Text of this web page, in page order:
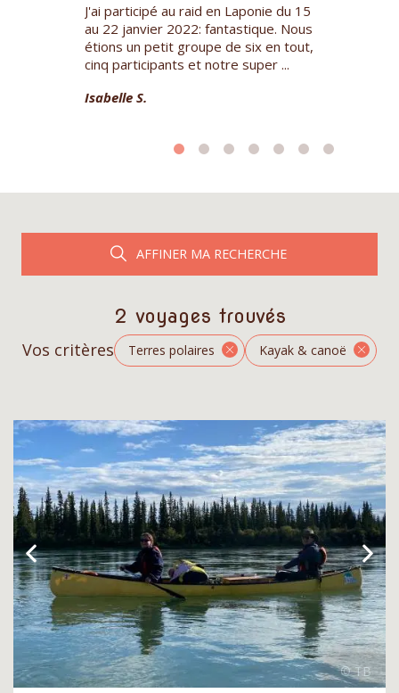
J'ai participé au raid en Laponie du 15
au 22 janvier 2022: fantastique. Nous
étions un petit groupe de six en tout,
cinq participants et notre super ...
Isabelle S.
AFFINER MA RECHERCHE
2 voyages trouvés
Vos critères Terres polaires Kayak & canoë